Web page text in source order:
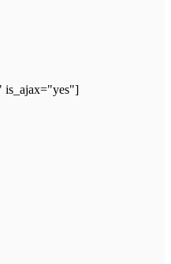
is_ajax="yes"]